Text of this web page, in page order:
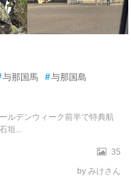
与那国馬 #与那国島
ルデンウィーク前半で特典航
垣...
35
by みけさん